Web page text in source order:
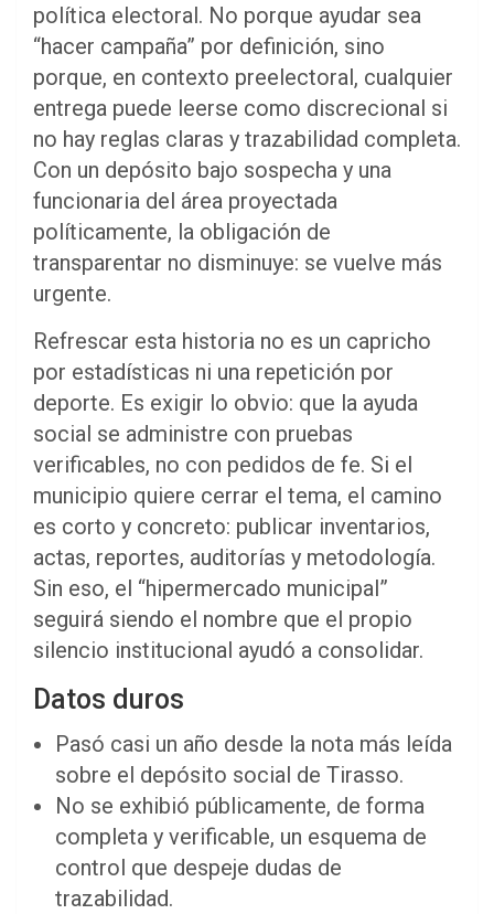
política electoral. No porque ayudar sea
“hacer campaña” por definición, sino
porque, en contexto preelectoral, cualquier
entrega puede leerse como discrecional si
no hay reglas claras y trazabilidad completa.
Con un depósito bajo sospecha y una
funcionaria del área proyectada
políticamente, la obligación de
transparentar no disminuye: se vuelve más
urgente.
Refrescar esta historia no es un capricho
por estadísticas ni una repetición por
deporte. Es exigir lo obvio: que la ayuda
social se administre con pruebas
verificables, no con pedidos de fe. Si el
municipio quiere cerrar el tema, el camino
es corto y concreto: publicar inventarios,
actas, reportes, auditorías y metodología.
Sin eso, el “hipermercado municipal”
seguirá siendo el nombre que el propio
silencio institucional ayudó a consolidar.
Datos duros
Pasó casi un año desde la nota más leída
sobre el depósito social de Tirasso.
No se exhibió públicamente, de forma
completa y verificable, un esquema de
control que despeje dudas de
trazabilidad.